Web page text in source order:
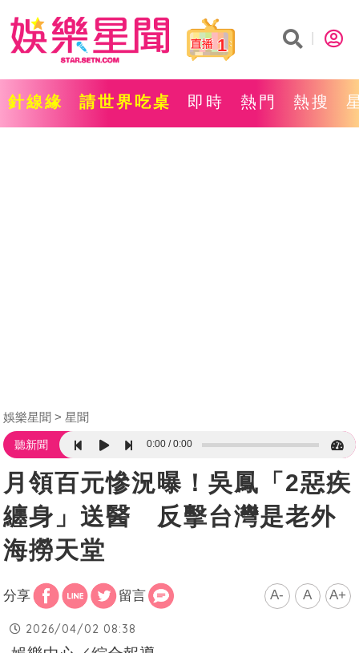
1
針線緣 請世界吃桌 即時 熱門 熱搜
娛樂星聞 星聞
聽新聞 0:00 0:00
月領百元慘況曝！吳鳳「2惡疾
纏身」送醫 反擊台灣是老外
海撈天堂
分享 留言 A- A A+
2026/04/02 08:38